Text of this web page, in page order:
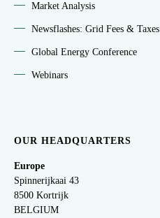
Market Analysis
Newsflashes: Grid Fees & Taxes
Global Energy Conference
Webinars
OUR HEADQUARTERS
Europe
Spinnerijkaai 43
8500 Kortrijk
BELGIUM